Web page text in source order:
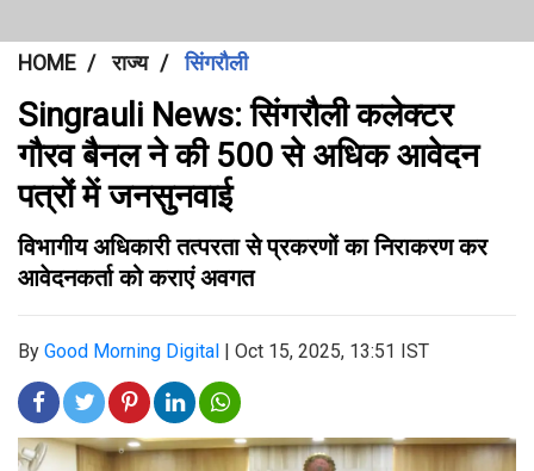
HOME राज्य सिंगरौली
Singrauli News: सिंगरौली कलेक्टर
गौरव बैनल ने की 500 से अधिक आवेदन
पत्रों में जनसुनवाई
विभागीय अधिकारी तत्परता से प्रकरणों का निराकरण कर
आवेदनकर्ता को कराएं अवगत
By Good Morning Digital | Oct 15, 2025, 13:51 IST